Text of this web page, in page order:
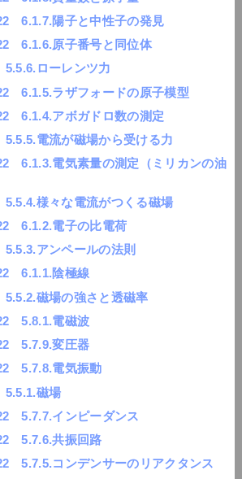
6.1.7.陽子と中性子の発見
6.1.6.原子番号と同位体
ローレンツ力
6.1.5.ラザフォードの原子模型
6.1.4.アボガドロ数の測定
電流が磁場から受ける力
6.1.3.電気素量の測定（ミリカンの油
様々な電流がつくる磁場
6.1.2.電子の比電荷
アンペールの法則
6.1.1.陰極線
磁場の強さと透磁率
5.8.1.電磁波
5.7.9.変圧器
5.7.8.電気振動
磁場
5.7.7.インピーダンス
5.7.6.共振回路
5.7.5.コンデンサーのリアクタンス